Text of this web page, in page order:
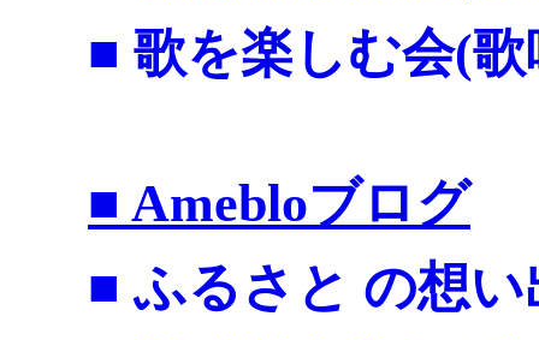
■ 歌を楽しむ会(
■ Amebloブログ
■ ふるさと の想い